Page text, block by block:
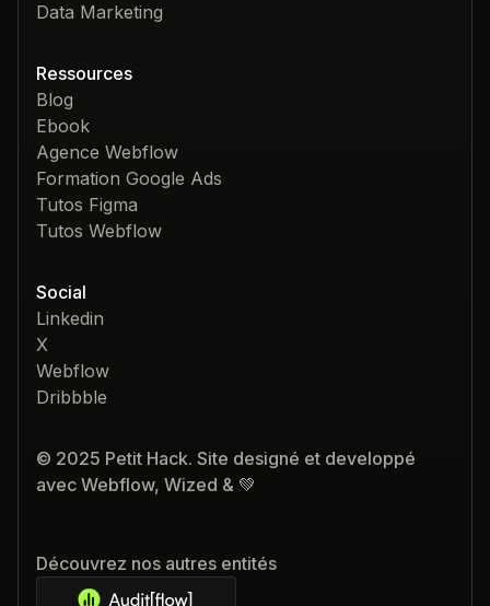
Data Marketing
Ressources
Blog
Ebook
Agence Webflow
Formation Google Ads
Tutos Figma
Tutos Webflow
Social
Linkedin
X
Webflow
Dribbble
Découvrez nos autres entités
© 2025 Petit Hack. Site designé et developpé
avec Webflow, Wized & 💚